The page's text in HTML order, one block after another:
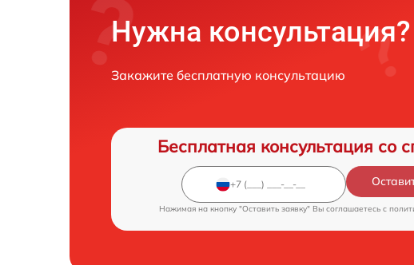
Нужна консультация?
Закажите бесплатную консультацию
Бесплатная консультация со
Нажимая на кнопку "Оставить заявку" Вы соглашаетесь c